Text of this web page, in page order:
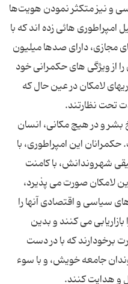
و نیز متکثر نمودن هویت‌ها
هائی زده اند که با
دارای صدها میلیون
ویژگی های حکمرانی خود
لامکان در عین حال که
بشر و در هیچ مکانی، انسان
این امپراطوری، با
شهروندانش، با کامنت
لامکان صورت می پذیرد،
سیاسی و اقتصادی آنها را
می کنند و بدین
برخودارند که با در دست
جامعه خویش، و با سوء